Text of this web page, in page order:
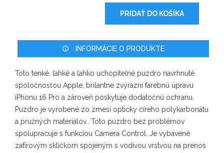
PRIDAŤ DO KOŠÍKA
INFORMÁCIE O PRODUKTE
Toto tenké, ľahké a ľahko uchopiteľné puzdro navrhnuté
spoločnosťou Apple, brilantne zvýrazní farebnú úpravu
iPhonu 16 Pro a zároveň poskytuje dodatočnú ochranu.
Puzdro je vyrobené zo zmesi opticky číreho polykarbonátu
a pružných materiálov.. Toto púzdro bez problémov
spolupracuje s funkciou Camera Control. Je vybavené
zafírovým sklíčkom spojeným s vodivou vrstvou na prenos